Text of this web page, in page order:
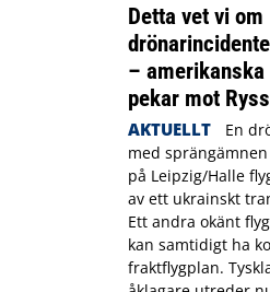
Detta vet vi om
–
pekar mot
AKTUELLT
En
med
på Leipzig/Halle
av ett ukrainskt
Ett andra okänt
kan samtidigt ha
fraktflygplan.